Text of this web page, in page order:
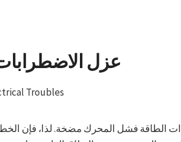
عزل الاضطرابات
الطاقة فشل المحرك مضخة. لذا، فإن